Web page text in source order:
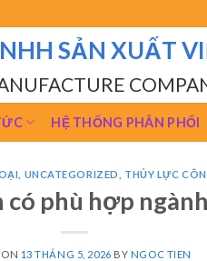
SẢN XUẤT
HỆ THỐNG PHÂN PHỐI
UNCATEGORIZED THỦY LỰC
có phù hợp
ON 13 THÁNG 5, 2026 BY NGOC TIEN